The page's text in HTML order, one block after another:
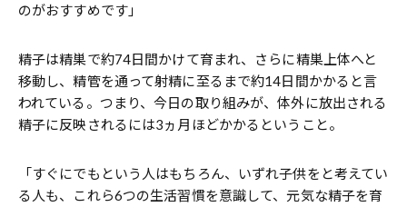
のがおすすめです」
精子は精巣で約74日間かけて育まれ、さらに精巣上体へと
移動し、精管を通って射精に至るまで約14日間かかると言
われている。つまり、今日の取り組みが、体外に放出される
精子に反映されるには3ヵ月ほどかかるということ。
「すぐにでもという人はもちろん、いずれ子供をと考えてい
る人も、これら6つの生活習慣を意識して、元気な精子を育